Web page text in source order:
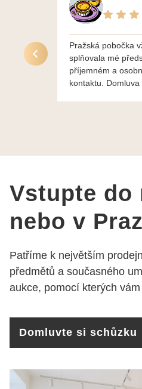
Pražská pobočka
splňovala mé
příjemném a
kontaktu. Domluva
Moc děkuji a
jak už bylo
požádání Vám
Super !!! pí
Vstupte do
nebo v
Patříme k největším
předmětů a současného
aukce, pomocí kterých
Domluvte si schůzku